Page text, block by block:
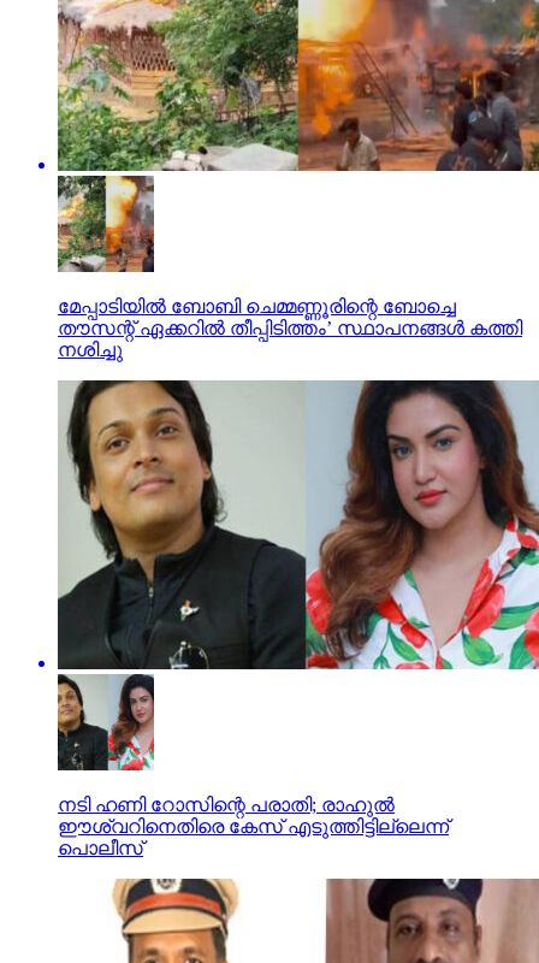
മേപ്പാടിയില്‍ ബോബി ചെമ്മണ്ണൂരിന്റെ ബോച്ചെ
തൗസന്റ് ഏക്കറില്‍ തീപ്പിടിത്തം’ സ്ഥാപനങ്ങള്‍ കത്തി
നശിച്ചു
നടി ഹണി റോസിന്റെ പരാതി; രാഹുല്‍
ഈശ്വറിനെതിരെ കേസ് എടുത്തിട്ടില്ലെന്ന്
പൊലീസ്